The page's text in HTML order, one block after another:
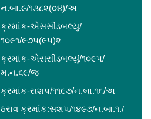
ન.બા.૯/૧૩૮૨(૦૪)/અ
ક્રમાંક-એસસીડબલ્યુ/
૧૦૯૧/૯૭૫(૯૫)૨
ક્રમાંક-એસસીડબલ્યું/૧૦૯૫/
મ.ન.૬૯/જ
ક્રમાંક-સશપ/૧૧૯૭/ન.બા.૧૬/અ
ઠરાવ ક્રમાંક:સશપ/૧૪૯૭/ન.બા.૧./